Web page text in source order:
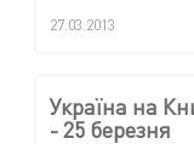
27.03.2013
Україна на
- 25 березня